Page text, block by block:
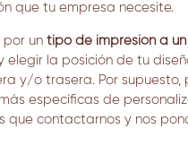
que tu empresa necesite.
por un tipo de impresión a
elegir la posición de tu
y/o trasera. Por supuesto,
específicas de
que contactarnos y nos